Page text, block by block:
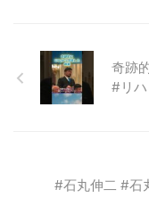
奇跡
#リ
#石丸伸二 #石